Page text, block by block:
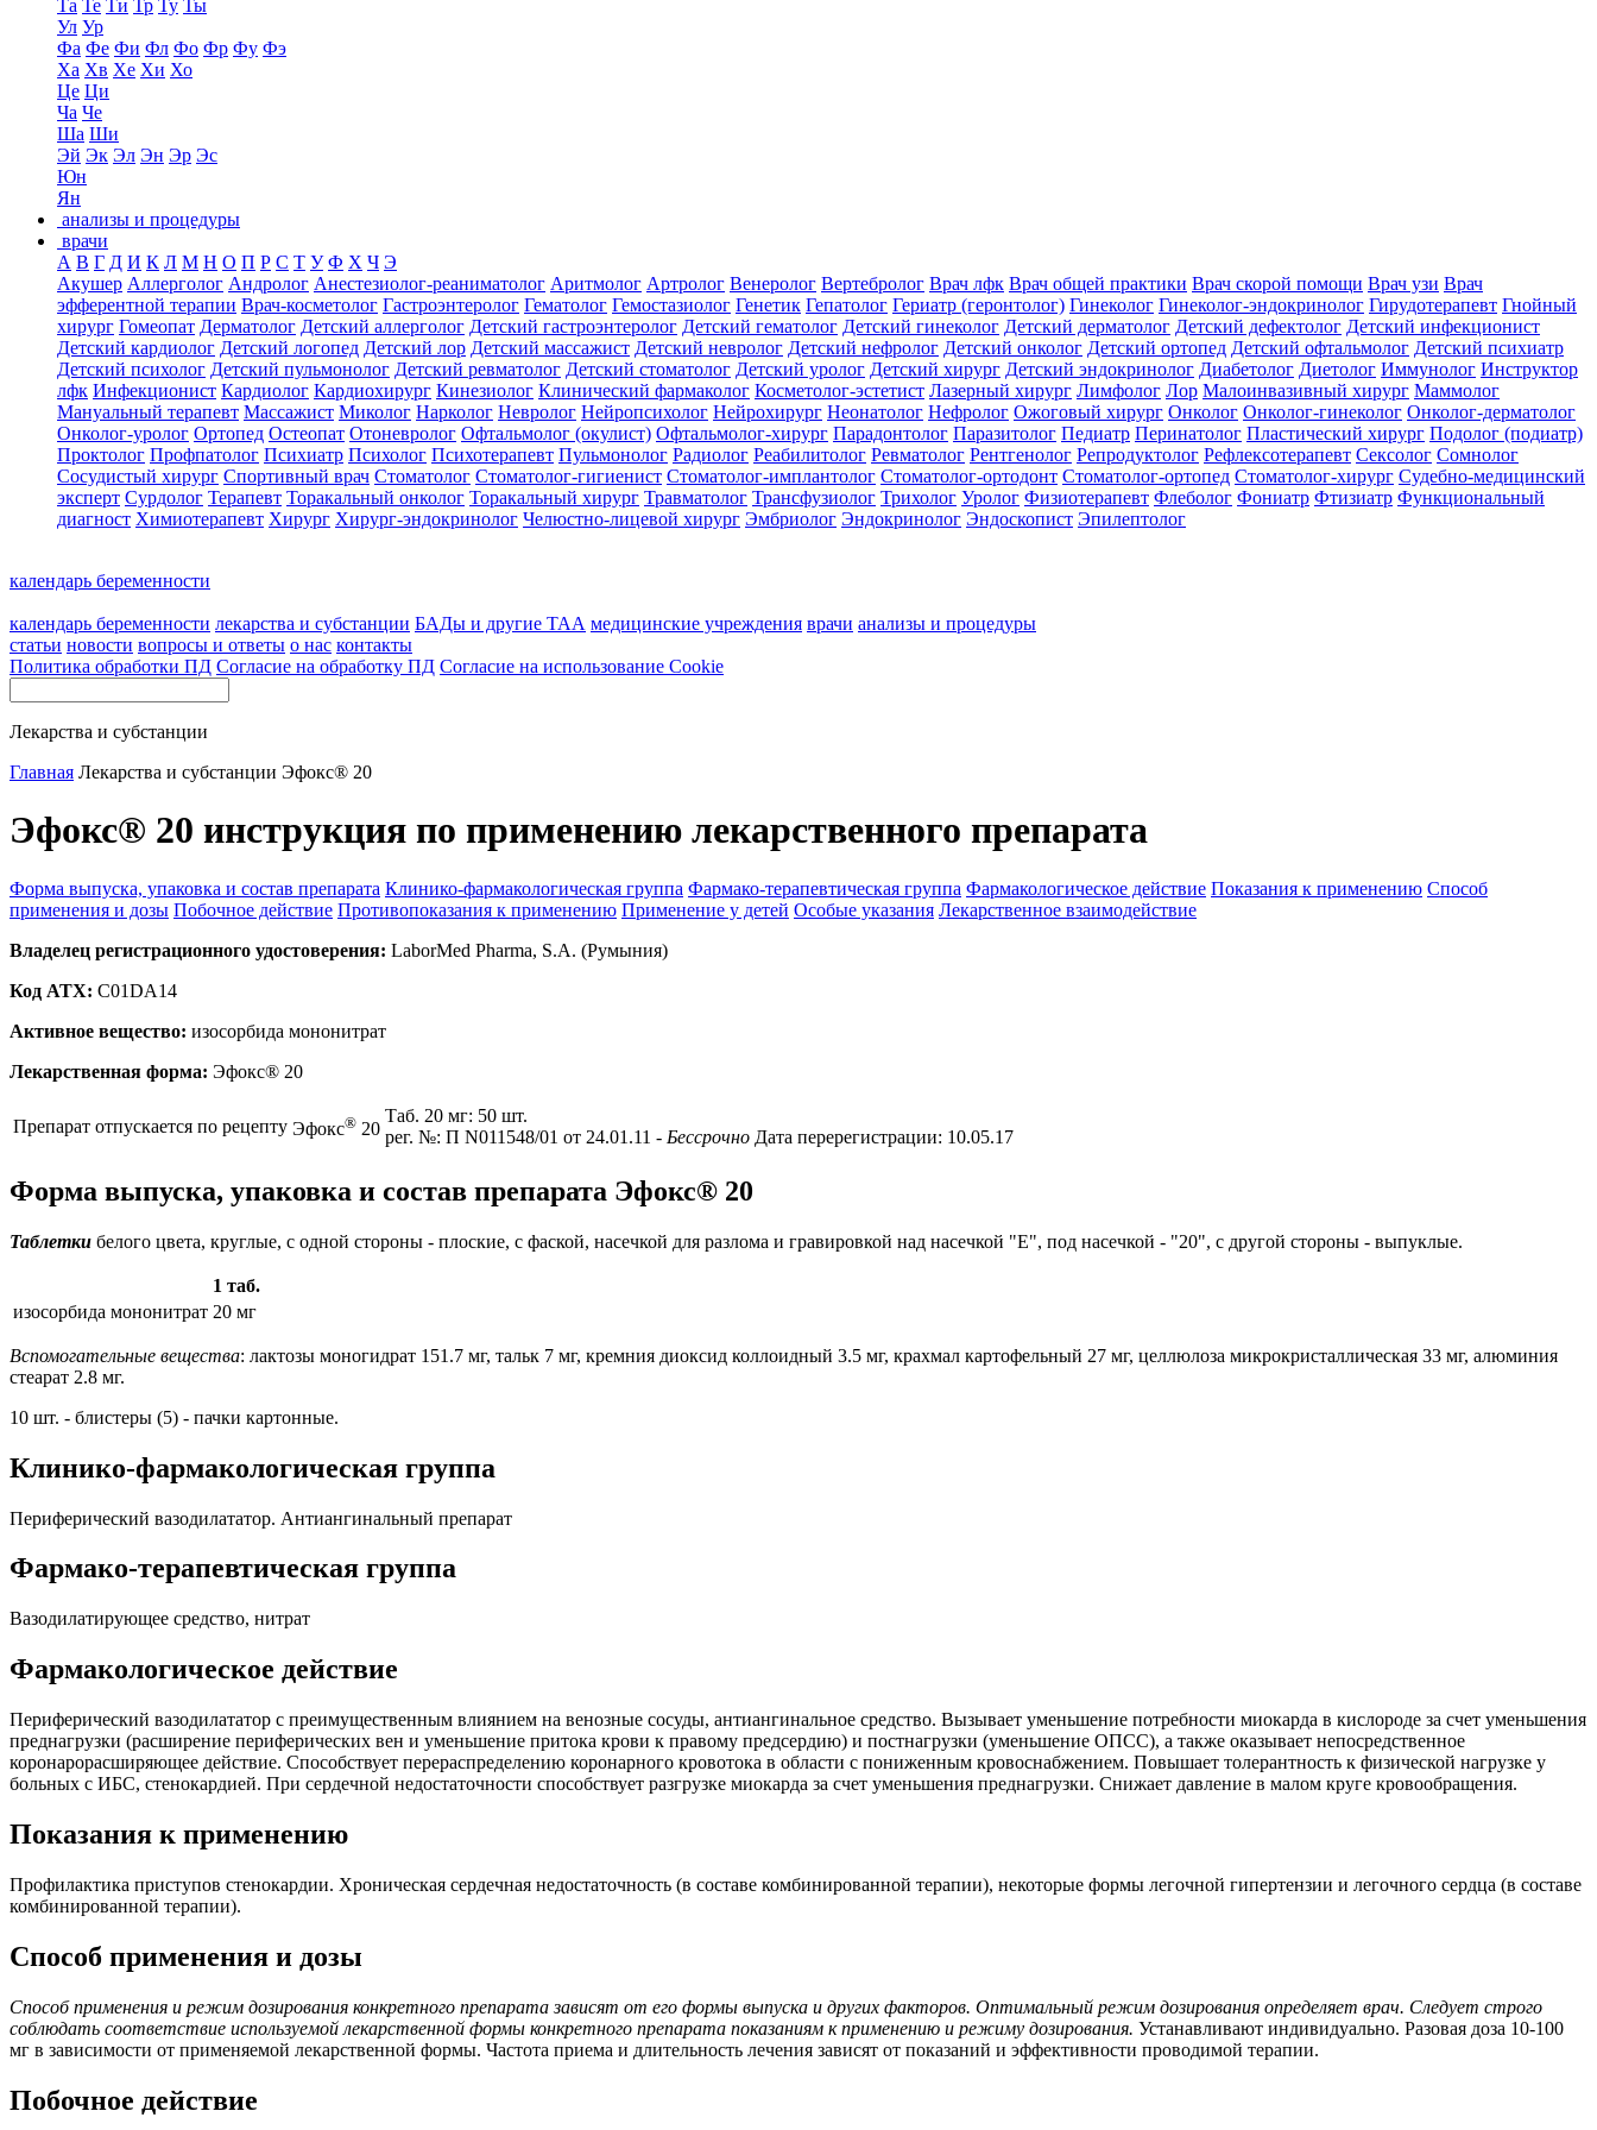
Та Те Ти Тр Ту Ты
Ул Ур
Фа Фе Фи Фл Фо Фр Фу Фэ
Ха Хв Хе Хи Хо
Це Ци
Ча Че
Ша Ши
Эй Эк Эл Эн Эр Эс
Юн
Ян
анализы и процедуры
врачи
А В Г Д И К Л М Н О П Р С Т У Ф Х Ч Э
Акушер Аллерголог Андролог Анестезиолог-реаниматолог Аритмолог Артролог Венеролог Вертебролог Врач лфк Врач общей практики Врач скорой помощи Врач узи Врач
эфферентной терапии Врач-косметолог Гастроэнтеролог Гематолог Гемостазиолог Генетик Гепатолог Гериатр (геронтолог) Гинеколог Гинеколог-эндокринолог Гирудотерапевт Гнойный
хирург Гомеопат Дерматолог Детский аллерголог Детский гастроэнтеролог Детский гематолог Детский гинеколог Детский дерматолог Детский дефектолог Детский инфекционист
Детский кардиолог Детский логопед Детский лор Детский массажист Детский невролог Детский нефролог Детский онколог Детский ортопед Детский офтальмолог Детский психиатр
Детский психолог Детский пульмонолог Детский ревматолог Детский стоматолог Детский уролог Детский хирург Детский эндокринолог Диабетолог Диетолог Иммунолог Инструктор
лфк Инфекционист Кардиолог Кардиохирург Кинезиолог Клинический фармаколог Косметолог-эстетист Лазерный хирург Лимфолог Лор Малоинвазивный хирург Маммолог
Мануальный терапевт Массажист Миколог Нарколог Невролог Нейропсихолог Нейрохирург Неонатолог Нефролог Ожоговый хирург Онколог Онколог-гинеколог Онколог-дерматолог
Онколог-уролог Ортопед Остеопат Отоневролог Офтальмолог (окулист) Офтальмолог-хирург Парадонтолог Паразитолог Педиатр Перинатолог Пластический хирург Подолог (подиатр)
Проктолог Профпатолог Психиатр Психолог Психотерапевт Пульмонолог Радиолог Реабилитолог Ревматолог Рентгенолог Репродуктолог Рефлексотерапевт Сексолог Сомнолог
Сосудистый хирург Спортивный врач Стоматолог Стоматолог-гигиенист Стоматолог-имплантолог Стоматолог-ортодонт Стоматолог-ортопед Стоматолог-хирург Судебно-медицинский
эксперт Сурдолог Терапевт Торакальный онколог Торакальный хирург Травматолог Трансфузиолог Трихолог Уролог Физиотерапевт Флеболог Фониатр Фтизиатр Функциональный
диагност Химиотерапевт Хирург Хирург-эндокринолог Челюстно-лицевой хирург Эмбриолог Эндокринолог Эндоскопист Эпилептолог
календарь беременности
календарь беременности лекарства и субстанции БАДы и другие ТАА медицинские учреждения врачи анализы и процедуры
статьи новости вопросы и ответы о нас контакты
Политика обработки ПД Согласие на обработку ПД Согласие на использование Cookie
Лекарства и субстанции
Главная Лекарства и субстанции Эфокс® 20
Эфокс® 20 инструкция по применению лекарственного препарата
Форма выпуска, упаковка и состав препарата Клинико-фармакологическая группа Фармако-терапевтическая группа Фармакологическое действие Показания к применению Способ
применения и дозы Побочное действие Противопоказания к применению Применение у детей Особые указания Лекарственное взаимодействие
Владелец регистрационного удостоверения: LaborMed Pharma, S.A. (Румыния)
Код ATX: C01DA14
Активное вещество: изосорбида мононитрат
Лекарственная форма: Эфокс® 20
Препарат отпускается по рецепту Эфокс® 20
Таб. 20 мг: 50 шт.
рег. №: П N011548/01 от 24.01.11 - Бессрочно Дата перерегистрации: 10.05.17
Форма выпуска, упаковка и состав препарата Эфокс® 20
Таблетки белого цвета, круглые, с одной стороны - плоские, с фаской, насечкой для разлома и гравировкой над насечкой "E", под насечкой - "20", с другой стороны - выпуклые.
1 таб.
изосорбида мононитрат 20 мг
Вспомогательные вещества: лактозы моногидрат 151.7 мг, тальк 7 мг, кремния диоксид коллоидный 3.5 мг, крахмал картофельный 27 мг, целлюлоза микрокристаллическая 33 мг, алюминия
стеарат 2.8 мг.
10 шт. - блистеры (5) - пачки картонные.
Клинико-фармакологическая группа
Периферический вазодилататор. Антиангинальный препарат
Фармако-терапевтическая группа
Вазодилатирующее средство, нитрат
Фармакологическое действие
Периферический вазодилататор с преимущественным влиянием на венозные сосуды, антиангинальное средство. Вызывает уменьшение потребности миокарда в кислороде за счет уменьшения
преднагрузки (расширение периферических вен и уменьшение притока крови к правому предсердию) и постнагрузки (уменьшение ОПСС), а также оказывает непосредственное
коронарорасширяющее действие. Способствует перераспределению коронарного кровотока в области с пониженным кровоснабжением. Повышает толерантность к физической нагрузке у
больных с ИБС, стенокардией. При сердечной недостаточности способствует разгрузке миокарда за счет уменьшения преднагрузки. Снижает давление в малом круге кровообращения.
Показания к применению
Профилактика приступов стенокардии. Хроническая сердечная недостаточность (в составе комбинированной терапии), некоторые формы легочной гипертензии и легочного сердца (в составе
комбинированной терапии).
Способ применения и дозы
Способ применения и режим дозирования конкретного препарата зависят от его формы выпуска и других факторов. Оптимальный режим дозирования определяет врач. Следует строго
соблюдать соответствие используемой лекарственной формы конкретного препарата показаниям к применению и режиму дозирования. Устанавливают индивидуально. Разовая доза 10-100
мг в зависимости от применяемой лекарственной формы. Частота приема и длительность лечения зависят от показаний и эффективности проводимой терапии.
Побочное действие